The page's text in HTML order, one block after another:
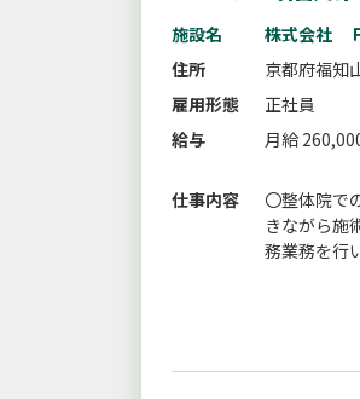
施設名
株式会社
住所
京都府福知
雇用形態
正社員
給与
月給
仕事内容
〇整体院で
きながら施
務業務を行